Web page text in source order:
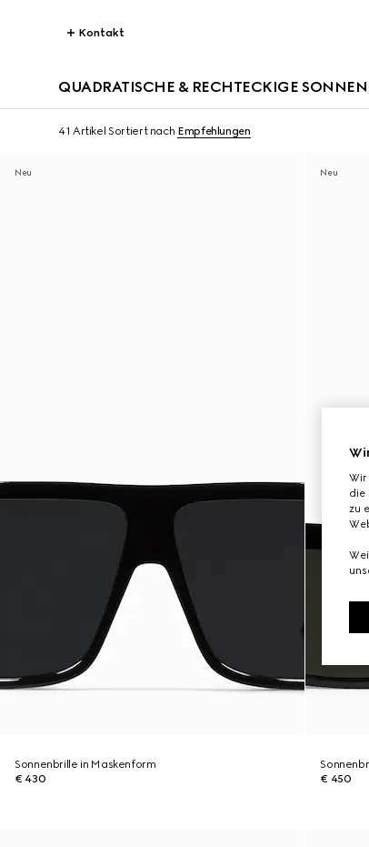
Kontakt
QUADRATISCHE & RECHTECKIGE
41 Artikel Sortiert nach Empfehlungen
Neu
Sonnenbrille in Maskenform
€ 430
Neu
€ 450
Wir
die
zu